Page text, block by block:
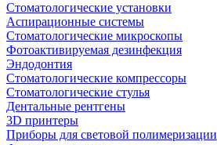
Стоматологические установки
Аспирационные системы
Стоматологические микроскопы
Фотоактивируемая дезинфекция
Эндодонтия
Стоматологические компрессоры
Стоматологические стулья
Дентальные рентгены
3D принтеры
Приборы для световой полимеризации